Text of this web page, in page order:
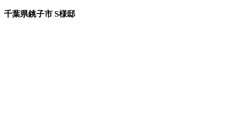
千葉県銚子市 S様邸